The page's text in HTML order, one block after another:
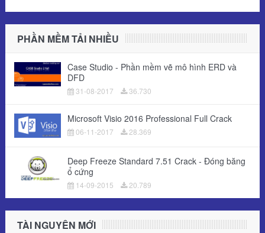
PHẦN MỀM TẢI NHIỀU
Case Studio - Phần mềm vẽ mô hình ERD và
DFD
31-08-2017 36.730
Microsoft Visio 2016 Professional Full Crack
06-11-2017 28.369
Deep Freeze Standard 7.51 Crack - Đóng băng
ổ cứng
14-09-2015 20.789
TÀI NGUYÊN MỚI